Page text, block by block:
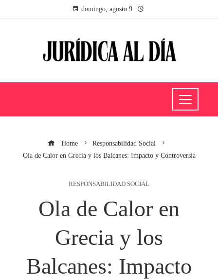
domingo, agosto 9
Home
Responsabilidad Social
Ola de Calor en Grecia y los Balcanes: Impacto y Controversia
RESPONSABILIDAD SOCIAL
Ola de Calor en
Grecia y los
Balcanes: Impacto